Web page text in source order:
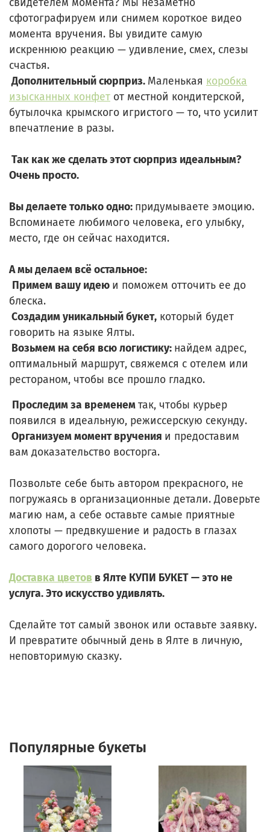
сфотографируем или снимем короткое видео
момента вручения. Вы увидите самую
искреннюю реакцию — удивление, смех, слезы
счастья.
Дополнительный сюрприз. Маленькая коробка
изысканных конфет от местной кондитерской,
бутылочка крымского игристого — то, что усилит
впечатление в разы.
Так как же сделать этот сюрприз идеальным?
Очень просто.
Вы делаете только одно: придумываете эмоцию.
Вспоминаете любимого человека, его улыбку,
место, где он сейчас находится.
А мы делаем всё остальное:
Примем вашу идею и поможем отточить ее до
блеска.
Создадим уникальный букет, который будет
говорить на языке Ялты.
Возьмем на себя всю логистику: найдем адрес,
оптимальный маршрут, свяжемся с отелем или
рестораном, чтобы все прошло гладко.
Проследим за временемтак, чтобы курьер
появился в идеальную, режиссерскую секунду.
Организуем момент вручения и предоставим
вам доказательство восторга.
Позвольте себе быть автором прекрасного, не
погружаясь в организационные детали. Доверьте
магию нам, а себе оставьте самые приятные
хлопоты — предвкушение и радость в глазах
самого дорогого человека.
Доставка цветов в Ялте КУПИ БУКЕТ — это не
услуга. Это искусство удивлять.
Сделайте тот самый звонок или оставьте заявку.
И превратите обычный день в Ялте в личную,
неповторимую сказку.
Популярные букеты